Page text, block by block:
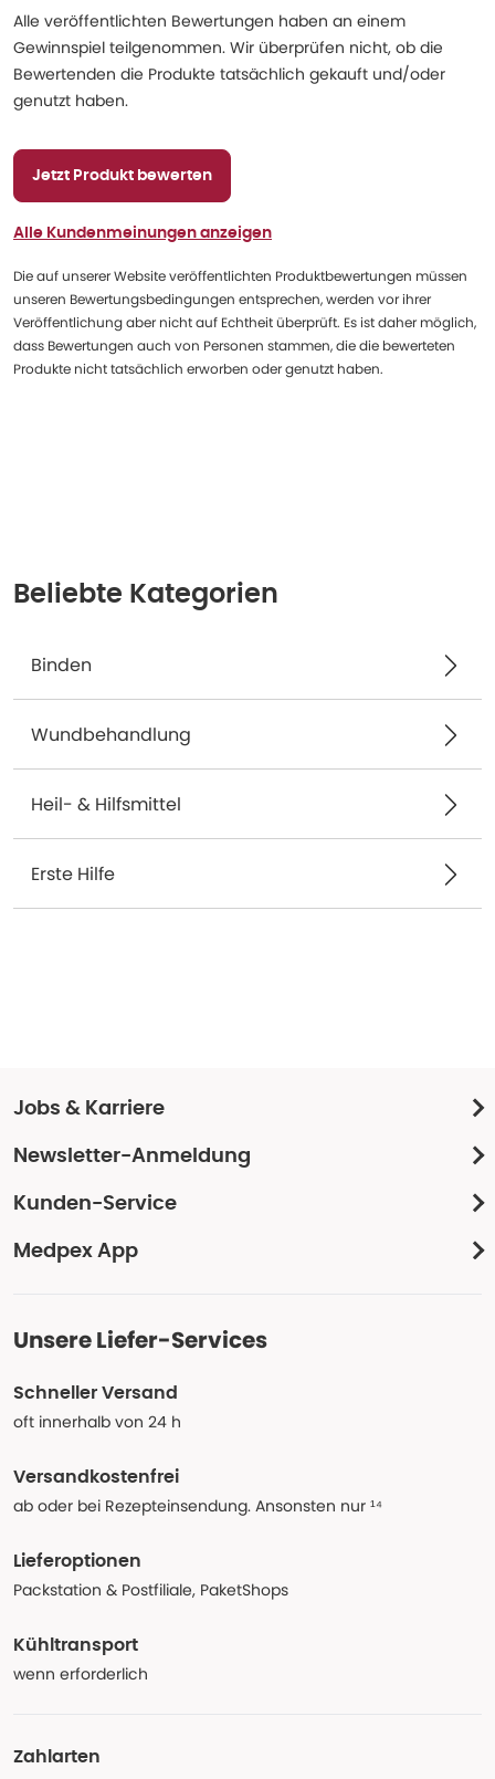
Alle veröffentlichten Bewertungen haben an einem
Gewinnspiel teilgenommen. Wir überprüfen nicht, ob die
Bewertenden die Produkte tatsächlich gekauft und/oder
genutzt haben.
Jetzt Produkt bewerten
Alle Kundenmeinungen anzeigen
Die auf unserer Website veröffentlichten Produktbewertungen müssen
unseren Bewertungsbedingungen entsprechen, werden vor ihrer
Veröffentlichung aber nicht auf Echtheit überprüft. Es ist daher möglich,
dass Bewertungen auch von Personen stammen, die die bewerteten
Produkte nicht tatsächlich erworben oder genutzt haben.
Beliebte Kategorien
Binden
Wundbehandlung
Heil- & Hilfsmittel
Erste Hilfe
Jobs & Karriere
Newsletter-Anmeldung
Kunden-Service
Medpex App
Unsere Liefer-Services
Schneller Versand
oft innerhalb von 24 h
Versandkostenfrei
ab oder bei Rezepteinsendung. Ansonsten nur ¹⁴
Lieferoptionen
Packstation & Postfiliale, PaketShops
Kühltransport
wenn erforderlich
Zahlarten